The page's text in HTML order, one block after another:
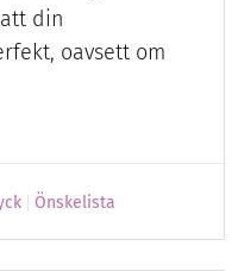
din
oavsett om
Önskelista